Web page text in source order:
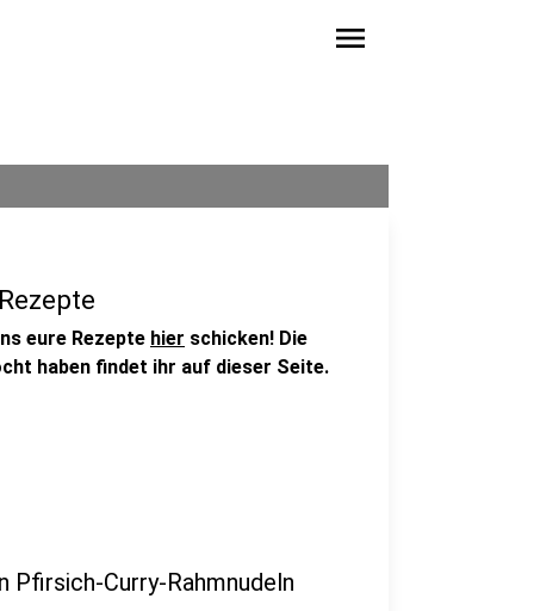
menu
eure Rezepte hier schicken! Die
haben findet ihr auf dieser Seite.
Pfirsich-Curry-Rahmnudeln